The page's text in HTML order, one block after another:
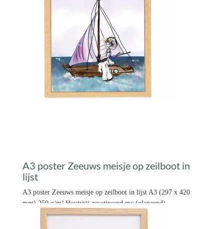
A3 poster Zeeuws meisje op zeilboot in
lijst
A3 poster Zeeuws meisje op zeilboot in lijst A3 (297 x 420
mm) 250 g/m² Houtvrij gesatineerd mc (glanzend)
€ 19,99 *